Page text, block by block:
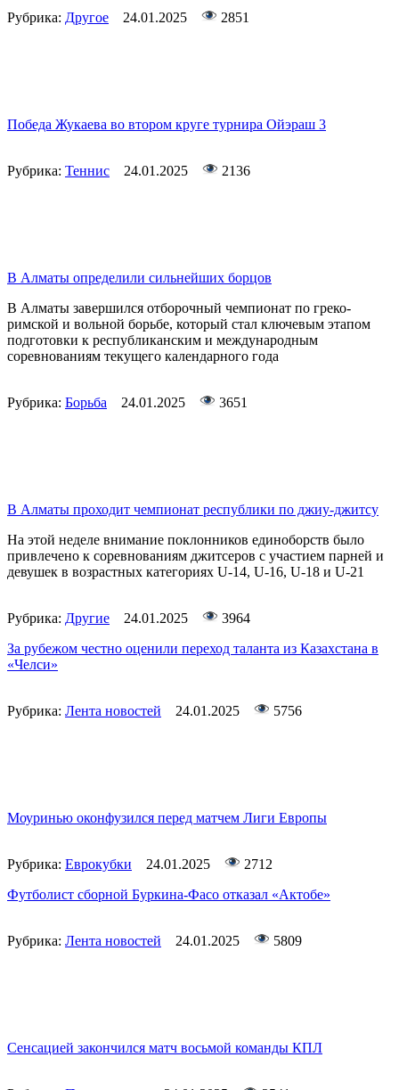
Рубрика: Другое 24.01.2025 2851
Победа Жукаева во втором круге турнира Ойэраш 3
Рубрика: Теннис 24.01.2025 2136
В Алматы определили сильнейших борцов
В Алматы завершился отборочный чемпионат по греко-
римской и вольной борьбе, который стал ключевым этапом
подготовки к республиканским и международным
соревнованиям текущего календарного года
Рубрика: Борьба 24.01.2025 3651
В Алматы проходит чемпионат республики по джиу-джитсу
На этой неделе внимание поклонников единоборств было
привлечено к соревнованиям джитсеров с участием парней и
девушек в возрастных категориях U-14, U-16, U-18 и U-21
Рубрика: Другие 24.01.2025
3964
За рубежом честно оценили переход таланта из Казахстана в
«Челси»
Рубрика: Лента новостей 24.01.2025 5756
Моуринью оконфузился перед матчем Лиги Европы
Рубрика: Еврокубки 24.01.2025
2712
Футболист сборной Буркина-Фасо отказал «Актобе»
Рубрика: Лента новостей 24.01.2025 5809
Сенсацией закончился матч восьмой команды КПЛ